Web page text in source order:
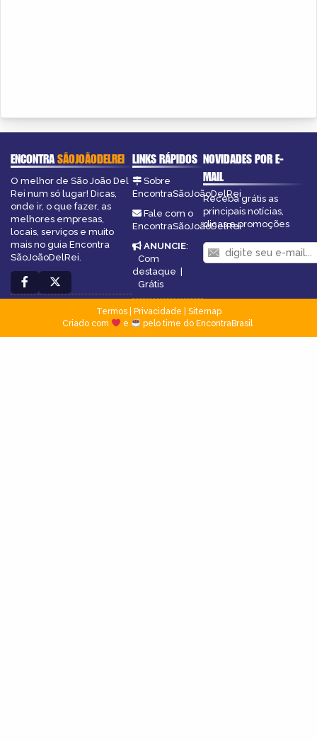
ENCONTRASÃOJOÃODELREI
O melhor de São João Del
Rei num só lugar! Dicas,
onde ir, o que fazer, as
melhores empresas,
locais, serviços e muito
mais no guia Encontra
SãoJoãoDelRei.
LINKS RÁPIDOS
Sobre
EncontraSãoJoãoDelRei
Fale com o
EncontraSãoJoãoDelRei
ANUNCIE:
Com
destaque |
Grátis
NOVIDADES POR E-
MAIL
Receba grátis as
principais notícias,
dicas e promoções
Termos| Privacidade
Sitemap
Criado com
e pelo time do EncontraBrasil